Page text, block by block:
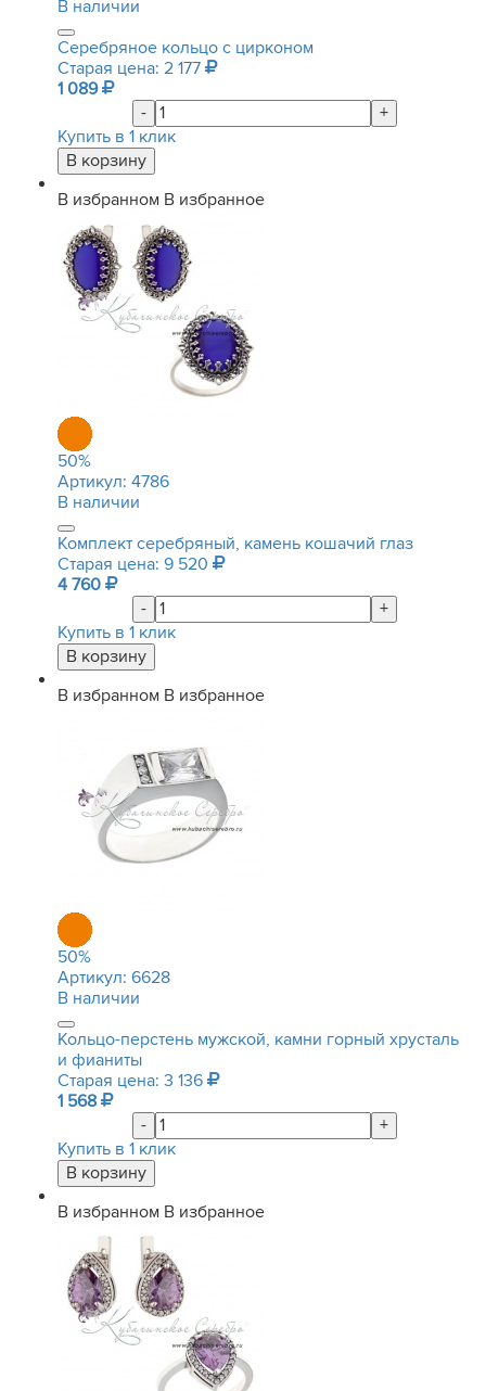
В наличии
Серебряное кольцо с цирконом
Старая цена: 2 177
1 089
-
+
Купить в 1 клик
В избранном В избранное
50%
Артикул: 4786
В наличии
Комплект серебряный, камень кошачий глаз
Старая цена: 9 520
4 760
-
+
Купить в 1 клик
В избранном В избранное
50%
Артикул: 6628
В наличии
Кольцо-перстень мужской, камни горный хрусталь
и фианиты
Старая цена: 3 136
1 568
-
+
Купить в 1 клик
В избранном В избранное